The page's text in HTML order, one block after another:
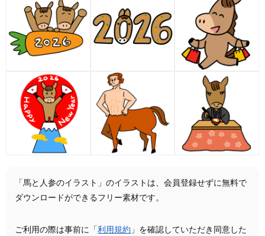
「馬と人参のイラスト」のイラストは、会員登録せずに無料で
ダウンロードができるフリー素材です。
ご利用の際は事前に「 利用規約 」を確認していただき同意した